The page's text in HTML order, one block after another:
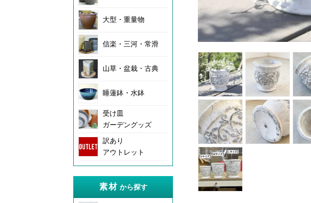
大型・重量物
信楽・三河・常滑
山草・盆栽・古典
睡蓮鉢・水鉢
受け皿
ガーデングッズ
訳あり
アウトレット
素材 から探す